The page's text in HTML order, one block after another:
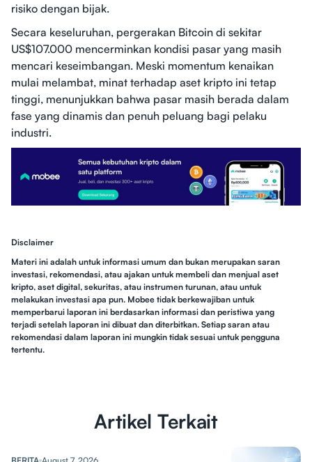
risiko dengan bijak.
Secara keseluruhan, pergerakan Bitcoin di sekitar
US$107.000 mencerminkan kondisi pasar yang masih
mencari keseimbangan. Meski momentum kenaikan
mulai melambat, minat terhadap aset kripto ini tetap
tinggi, menunjukkan bahwa pasar masih berada dalam
fase yang dinamis dan penuh peluang bagi pelaku
industri.
Disclaimer
Materi ini adalah untuk informasi umum dan bukan merupakan saran
investasi, rekomendasi, atau ajakan untuk membeli dan menjual aset
kripto, aset digital, sekuritas, atau instrumen turunan, atau untuk
melakukan investasi apa pun. Mobee tidak berkewajiban untuk
memperbarui laporan ini berdasarkan informasi dan peristiwa yang
terjadi setelah laporan ini dibuat dan diterbitkan. Setiap saran atau
rekomendasi dalam laporan ini mungkin tidak sesuai untuk pengguna
tertentu.
Artikel Terkait